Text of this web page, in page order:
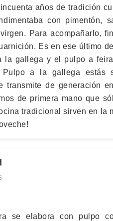
años de tradición
con pimentón,
Para acompañarlo,
Es en ese último
la gallega y el pulpo a
a la gallega estás
transmite de generación
de primera mano que
tradicional sirven en la
se elabora con pulpo